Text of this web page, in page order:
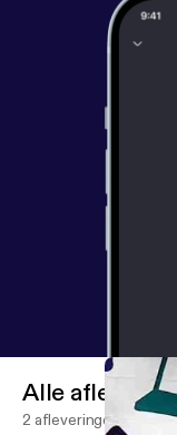
Alle
2 afleveringen